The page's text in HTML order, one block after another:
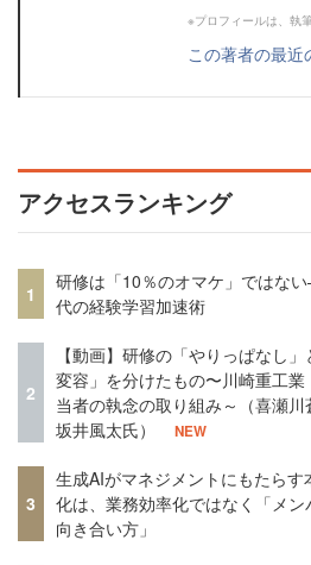
※プロフィールは、執
この著者の最近
アクセスランキング
1
研修は「10％のオマケ」ではな
代の経験学習加速術
2
【動画】研修の「やりっぱなし
変容」を分けたもの〜川崎重工業
当者の執念の取り組み～（喜瀬川
坂井風太氏）
NEW
3
生成AIがマネジメントにもたらす
化は、業務効率化ではなく「メン
向き合い方」